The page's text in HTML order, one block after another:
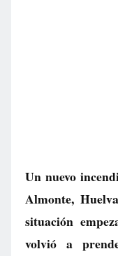
Un nuevo
Almonte,
situación
volvió a